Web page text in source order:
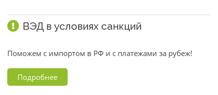
ВЭД в условиях санкций
Поможем с импортом в РФ и с платежами за рубеж!
Подробнее